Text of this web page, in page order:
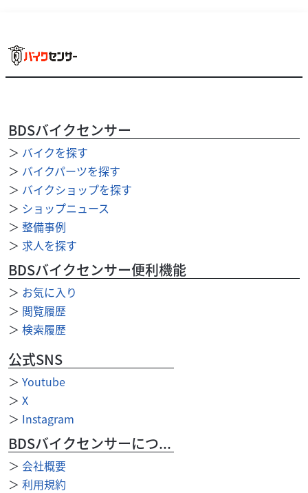
フォルツァ 2021年モデル・MF15型 デイトナ製リア
キャ...
本体価格:59.80万円
お問い合わせ番号【2100012444293】 ◇2021年モデル・
2BK-MF15型 ◇デイトナ製リアキャリア付き ◇スペアキー
有り ◇低走行車！走行...
BDSバイクセンサー
＞ バイクを探す
＞ バイクパーツを探す
＞ バイクショップを探す
＞ ショップニュース
＞ 整備事例
＞ 求人を探す
BDSバイクセンサー便利機能
＞ お気に入り
＞ 閲覧履歴
＞ 検索履歴
公式SNS
＞ Youtube
＞ X
＞ Instagram
BDSバイクセンサーについて
＞ 会社概要
＞ 利用規約